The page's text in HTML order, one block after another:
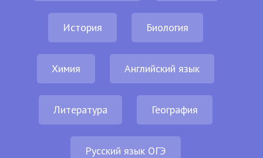
История Биология
Химия Английский язык
Литература География
Русский язык ОГЭ